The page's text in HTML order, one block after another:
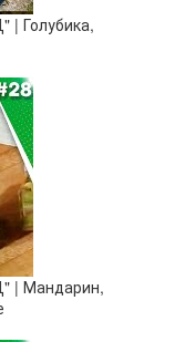
Голубика,
| Мандарин,